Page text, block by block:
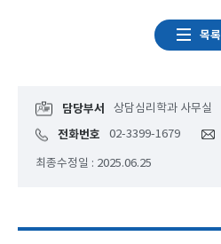
목록
담당부서 상담심리학과 사무실
전화번호 02-3399-1679
최종수정일 : 2025.06.25